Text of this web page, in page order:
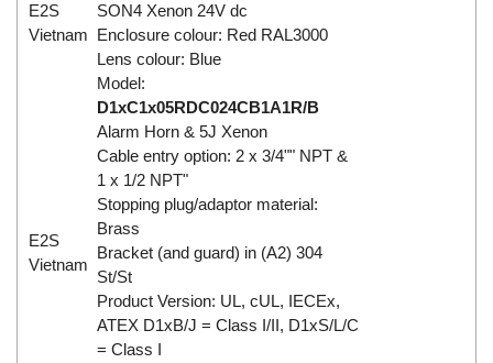
E2S
Vietnam
SON4 Xenon 24V dc
Enclosure colour: Red RAL3000
Lens colour: Blue
E2S
Vietnam
Model:
D1xC1x05RDC024CB1A1R/B
Alarm Horn & 5J Xenon
Cable entry option: 2 x 3/4"" NPT &
1 x 1/2 NPT"
Stopping plug/adaptor material:
Brass
Bracket (and guard) in (A2) 304
St/St
Product Version: UL, cUL, IECEx,
ATEX D1xB/J = Class I/II, D1xS/L/C
= Class I